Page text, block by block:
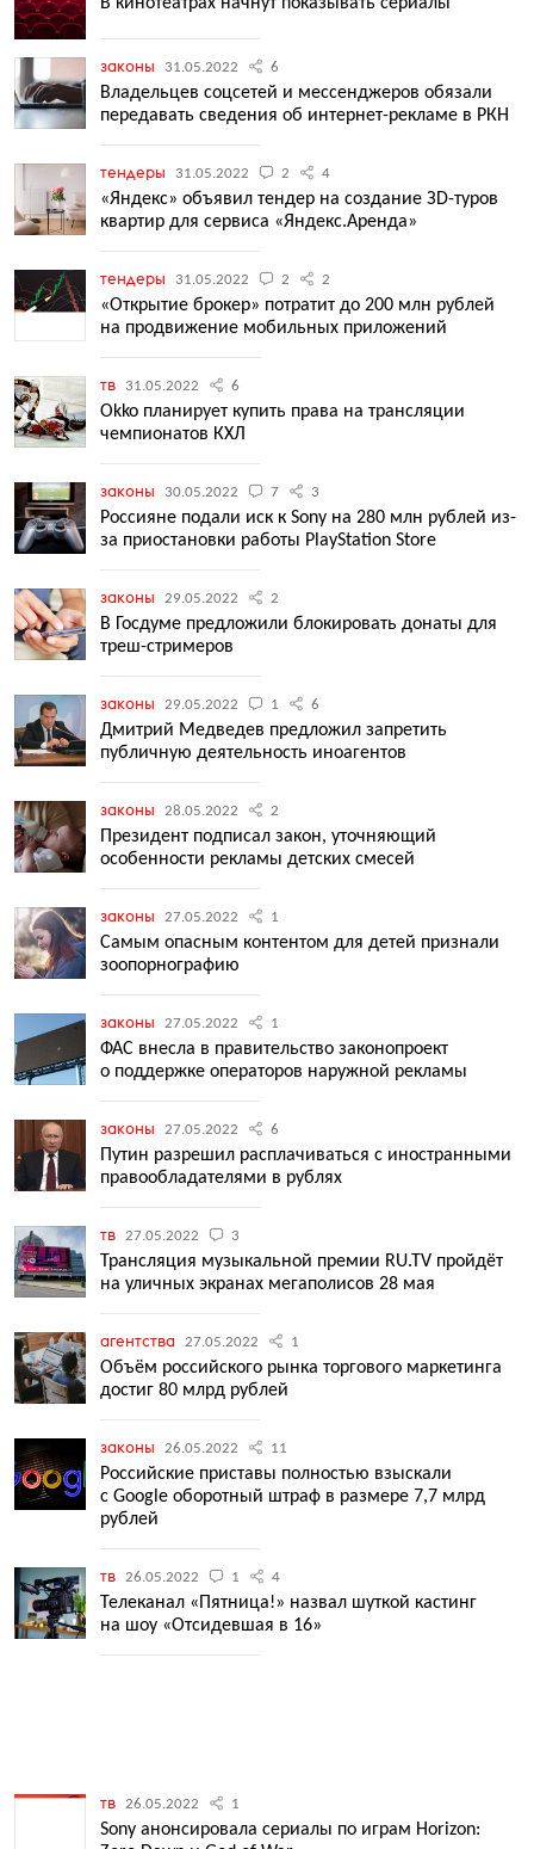
законы 31.05.2022 6
Владельцев соцсетей и мессенджеров обязали
передавать сведения об интернет-рекламе в РКН
тендеры 31.05.2022 2 4
«Яндекс» объявил тендер на создание ЗD-туров
квартир для сервиса «Яндекс.Аренда»
тендеры 31.05.2022 2 2
«Открытие брокер» потратит до 200 млн рублей
на продвижение мобильных приложений
тв 31.05.2022 6
Okko планирует купить права на трансляции
чемпионатов КХЛ
законы 30.05.2022 7 3
Россияне подали иск к Sony на 280 млн рублей из-
за приостановки работы PlayStation Store
законы 29.05.2022 2
В Госдуме предложили блокировать донаты для
треш-стримеров
законы 29.05.2022 1 6
Дмитрий Медведев предложил запретить
публичную деятельность иноагентов
законы 28.05.2022 2
Президент подписал закон, уточняющий
особенности рекламы детских смесей
законы 27.05.2022 1
Самым опасным контентом для детей признали
зоопорнографию
законы 27.05.2022 1
ФАС внесла в правительство законопроект
о поддержке операторов наружной рекламы
законы 27.05.2022 6
Путин разрешил расплачиваться с иностранными
правообладателями в рублях
тв 27.05.2022 3
Трансляция музыкальной премии RU.TV пройдёт
на уличных экранах мегаполисов 28 мая
агентства 27.05.2022 1
Объём российского рынка торгового маркетинга
достиг 80 млрд рублей
законы 26.05.2022 11
Российские приставы полностью взыскали
с Google оборотный штраф в размере 7,7 млрд
рублей
тв 26.05.2022 1 4
Телеканал «Пятница!» назвал шуткой кастинг
на шоу «Отсидевшая в 16»
тв 26.05.2022 1
Sony анонсировала сериалы по играм Horizon: